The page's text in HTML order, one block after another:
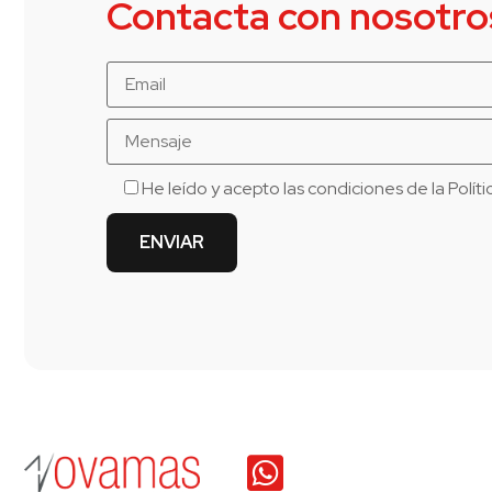
Contacta con
He leído y acepto las condiciones de la